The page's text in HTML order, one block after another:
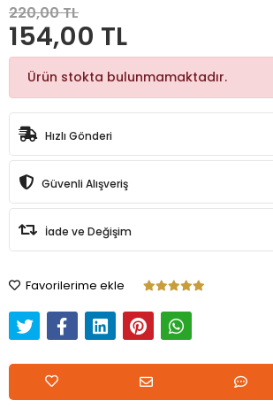
220,00 TL
154,00 TL
Ürün stokta bulunmamaktadır.
Hızlı Gönderi
Güvenli Alışveriş
İade ve Değişim
Favorilerime ekle